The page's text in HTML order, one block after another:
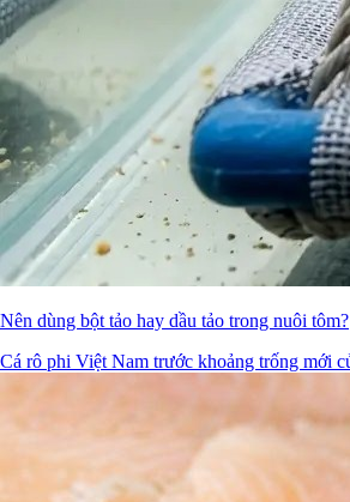
Nên dùng bột tảo hay dầu tảo trong nuôi tôm?
Cá rô phi Việt Nam trước khoảng trống mới